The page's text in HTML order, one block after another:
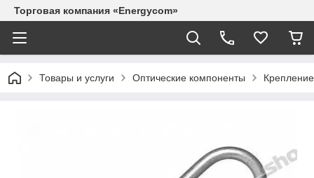
Торговая компания «Energycom»
Товары и услуги Оптические компоненты